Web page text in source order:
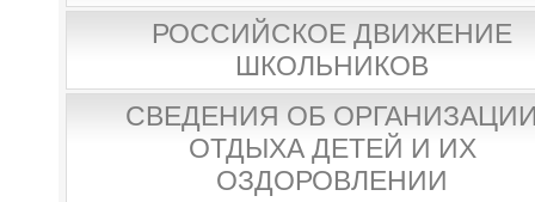
РОССИЙСКОЕ ДВИЖЕНИЕ
ШКОЛЬНИКОВ
СВЕДЕНИЯ ОБ
ОТДЫХА ДЕТЕЙ И ИХ
ОЗДОРОВЛЕНИИ